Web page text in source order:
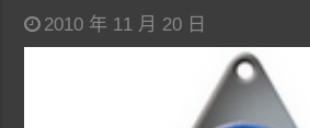
2010 年 11 月 20 日